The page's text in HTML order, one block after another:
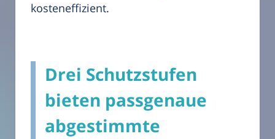
kosteneffizient.
Drei Schutzstufen
bieten passgenaue
abgestimmte